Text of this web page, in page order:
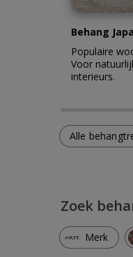
Behang
Populaire
Voor
interieurs.
Alle
Zoek
Merk